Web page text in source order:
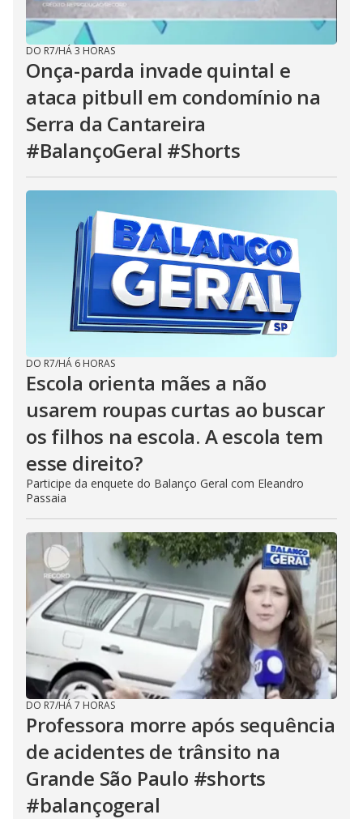
DO R7/HÁ 3 HORAS
Onça-parda invade quintal e
ataca pitbull em condomínio na
Serra da Cantareira
#BalançoGeral #Shorts
DO R7/HÁ 6 HORAS
Escola orienta mães a não
usarem roupas curtas ao buscar
os filhos na escola. A escola tem
esse direito?
Participe da enquete do Balanço Geral com Eleandro
Passaia
DO R7/HÁ 7 HORAS
Professora morre após sequência
de acidentes de trânsito na
Grande São Paulo #shorts
#balançogeral